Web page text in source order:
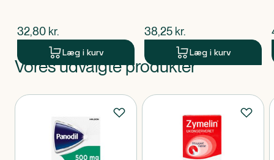
$nuværende pris
32,80 kr.
Læg i kurv
$nuværende pris
38,25 kr.
Læg i kurv
Produkt 1 af 0
Vores udvalgte produkter
Produkter